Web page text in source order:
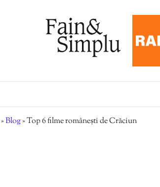
»Blog»Top 6 filme românești de Crăciun